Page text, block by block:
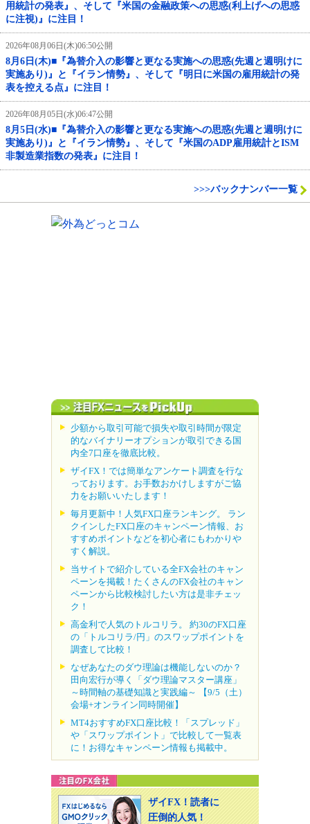
用統計の発表』、そして『米国の金融政策への思惑(利上げへの思惑
に注視)』に注目！
2026年08月06日(木)06:50公開
8月6日(木)■『為替介入の影響と更なる実施への思惑(先週と週明けに
実施あり)』と『イラン情勢』、そして『明日に米国の雇用統計の発
表を控える点』に注目！
2026年08月05日(水)06:47公開
8月5日(水)■『為替介入の影響と更なる実施への思惑(先週と週明けに
実施あり)』と『イラン情勢』、そして『米国のADP雇用統計とISM
非製造業指数の発表』に注目！
>>>バックナンバー一覧
少額から取引可能で損失や取引時間が限定
的なバイナリーオプションが取引できる国
内全7口座を徹底比較。
ザイFX！では簡単なアンケート調査を行な
っております。お手数おかけしますがご協
力をお願いいたします！
毎月更新中！人気FX口座ランキング。 ラン
クインしたFX口座のキャンペーン情報、お
すすめポイントなどを初心者にもわかりや
すく解説。
当サイトで紹介している全FX会社のキャン
ペーンを掲載！たくさんのFX会社のキャン
ペーンから比較検討したい方は是非チェッ
ク！
高金利で人気のトルコリラ。 約30のFX口座
の「トルコリラ/円」のスワップポイントを
調査して比較！
なぜあなたのダウ理論は機能しないのか？
田向宏行が導く「ダウ理論マスター講座」
～時間軸の基礎知識と実践編～ 【9/5（土）
会場+オンライン同時開催】
MT4おすすめFX口座比較！「スプレッド」
や「スワップポイント」で比較して一覧表
に！お得なキャンペーン情報も掲載中。
ザイFX！読者に
圧倒的人気！